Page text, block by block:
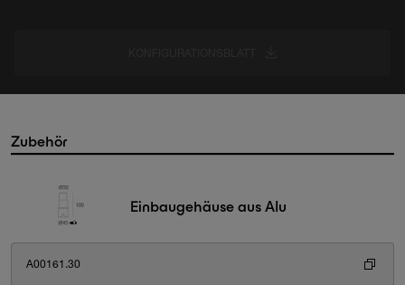
Zubehör
Einbaugehäuse aus Alu
A00161.30